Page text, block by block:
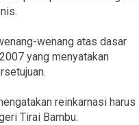
wenang atas dasar
yang menyatakan
reinkarnasi harus
Tirai Bambu.